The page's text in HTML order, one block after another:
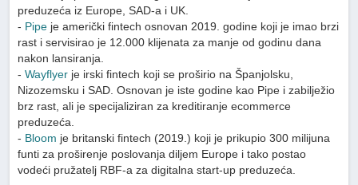
preduzeća iz Europe, SAD-a i UK.
- Pipe je američki fintech osnovan 2019. godine koji je imao brzi
rast i servisirao je 12.000 klijenata za manje od godinu dana
nakon lansiranja.
-Wayflyer je irski fintech koji se proširio na Španjolsku,
Nizozemsku i SAD. Osnovan je iste godine kao Pipe i zabilježio
brz rast, ali je specijaliziran za kreditiranje ecommerce
preduzeća.
- Bloom je britanski fintech (2019.) koji je prikupio 300 milijuna
funti za proširenje poslovanja diljem Europe i tako postao
vodeći pružatelj RBF-a za digitalna start-up preduzeća.